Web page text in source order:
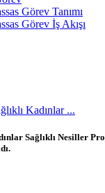
Görev Tanımı
Görev İş Akışı
Kadınlar ...
Sağlıklı Nesiller